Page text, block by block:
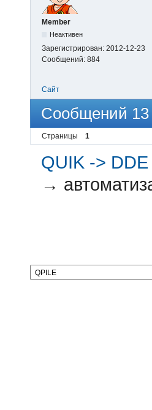
Member
Неактивен
Зарегистрирован: 2012-12-23
Сообщений: 884
Сайт
Сообщений 13
Страницы 1
QUIK -> DDE
→